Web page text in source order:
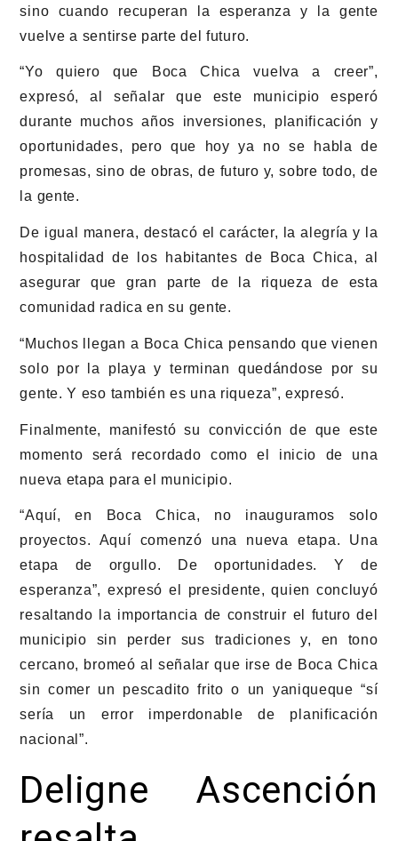
sino cuando recuperan la esperanza y la gente
vuelve a sentirse parte del futuro.
“Yo quiero que Boca Chica vuelva a creer”,
expresó, al señalar que este municipio esperó
durante muchos años inversiones, planificación y
oportunidades, pero que hoy ya no se habla de
promesas, sino de obras, de futuro y, sobre todo, de
la gente.
De igual manera, destacó el carácter, la alegría y la
hospitalidad de los habitantes de Boca Chica, al
asegurar que gran parte de la riqueza de esta
comunidad radica en su gente.
“Muchos llegan a Boca Chica pensando que vienen
solo por la playa y terminan quedándose por su
gente. Y eso también es una riqueza”, expresó.
Finalmente, manifestó su convicción de que este
momento será recordado como el inicio de una
nueva etapa para el municipio.
“Aquí, en Boca Chica, no inauguramos solo
proyectos. Aquí comenzó una nueva etapa. Una
etapa de orgullo. De oportunidades. Y de
esperanza”, expresó el presidente, quien concluyó
resaltando la importancia de construir el futuro del
municipio sin perder sus tradiciones y, en tono
cercano, bromeó al señalar que irse de Boca Chica
sin comer un pescadito frito o un yaniqueque “sí
sería un error imperdonable de planificación
nacional”.
Deligne Ascención